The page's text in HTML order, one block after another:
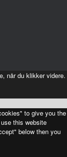
når du klikker videre.
to give you the
this website
below then you